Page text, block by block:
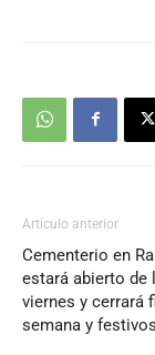
Artículo anterior
Cementerio en
estará abierto de
viernes y cerrará
semana y festivos